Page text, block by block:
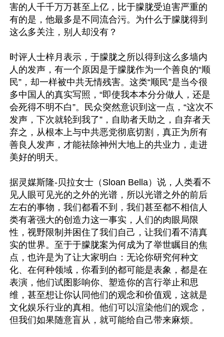
害的人千千万万甚至上亿，比于朦胧受迫害严重的
有的是，他最多是不同流合污。为什么于朦胧得到
这么多关注，别人却没有？
时评人士梓月表示，于朦胧之所以得到这么多墙内
人的发声，有一个原因是于朦胧作为一个善良的“顺
民”，却一样被中共无情残害。这类“顺民”是当今很
多中国人的真实写照，“即使我本本分分做人，还是
会死得不明不白”。民众突然意识到这一点，“这次不
发声，下次就轮到我了”，自助者天助之，自弃者天
弃之，从根本上与中共恶党彻底切割，真正为所有
善良人发声，才能祛除神州大地上的共业力，走进
美好的明天。
据灵媒斯隆-贝拉女士（Sloan Bella）说，人类看不
见人眼可见光的之外的光谱，所以光谱之外的前后
左右的事物，我们都看不到，我们甚至都不相信人
类有著强大的创造力这一事实，人们的肉眼局限
性，视野限制并困住了我们自己，让我们看不清真
实的世界。至于于朦胧案为何成为了举世瞩目的焦
点，也许是为了让大家明白：无论你研究何种文
化、在何种领域，你看到的都可能是表象，都是在
表演，他们试图影响你、塑造你的言行举止和思
维，甚至想让你认同他们的观念和价值观，这就是
文化娱乐行业的真相。他们可以渲染他们的观念，
但我们如果随意盲从，就可能给自己带来麻烦。